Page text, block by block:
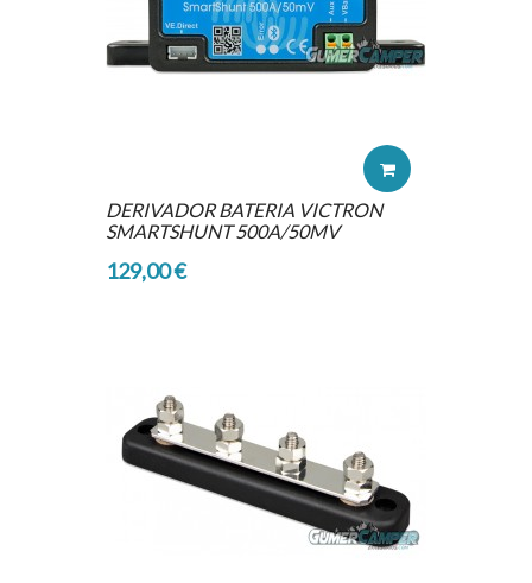
DERIVADOR BATERIA VICTRON
SMARTSHUNT 500A/50MV
129,00 €